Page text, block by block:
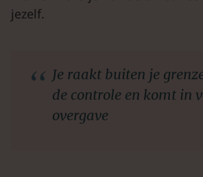
jezelf.
Je raakt buiten je
de controle en komt in
overgave